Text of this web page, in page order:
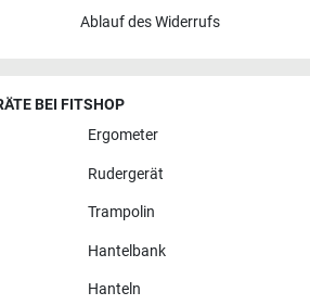
Ablauf des Widerrufs
BEI FITSHOP
Ergometer
Rudergerät
Trampolin
Hantelbank
Hanteln